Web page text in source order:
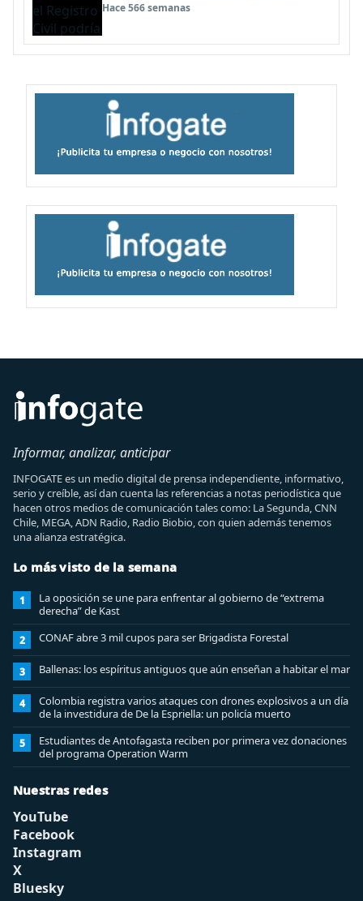
Hace 566 semanas
Informar, analizar, anticipar
INFOGATE es un medio digital de prensa independiente, informativo,
serio y creíble, así dan cuenta las referencias a notas periodística que
hacen otros medios de comunicación tales como: La Segunda, CNN
Chile, MEGA, ADN Radio, Radio Biobio, con quien además tenemos
una alianza estratégica.
Lo más visto de la semana
1
La oposición se une para enfrentar al gobierno de “extrema
derecha” de Kast
2 CONAF abre 3 mil cupos para ser Brigadista Forestal
3 Ballenas: los espíritus antiguos que aún enseñan a habitar el mar
4
Colombia registra varios ataques con drones explosivos a un día
de la investidura de De la Espriella: un policía muerto
5
Estudiantes de Antofagasta reciben por primera vez donaciones
del programa Operation Warm
Nuestras redes
YouTube
Facebook
Instagram
X
Bluesky